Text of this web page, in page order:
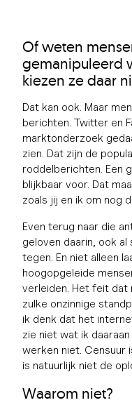
Of weten
gemanipuleerd
kiezen ze daar
Dat kan ook. Maar
berichten. Twitter en
marktonderzoek
zien. Dat zijn de
roddelberichten. Een
blijkbaar voor. Dat
zoals jij en ik om nog
Even terug naar die
geloven daarin, ook
tegen. En niet alleen
hoogopgeleide
verleiden. Het feit dat
zulke onzinnige
ik denk dat het
zie niet wat ik
werken niet. Censuur
is natuurlijk niet de
Waarom niet?